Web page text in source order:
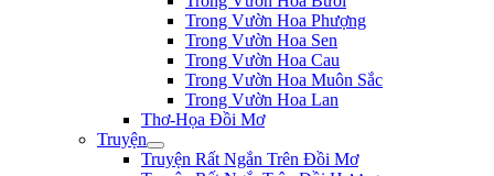
Trong Vườn Hoa Phượng
Trong Vườn Hoa Sen
Trong Vườn Hoa Cau
Trong Vườn Hoa Muôn Sắc
Trong Vườn Hoa Lan
Thơ-Họa Đồi Mơ
Truyện
Truyện Rất Ngắn Trên Đồi Mơ